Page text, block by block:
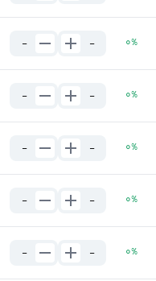
0%
-
-
0%
-
-
0%
-
-
0%
-
-
0%
-
-